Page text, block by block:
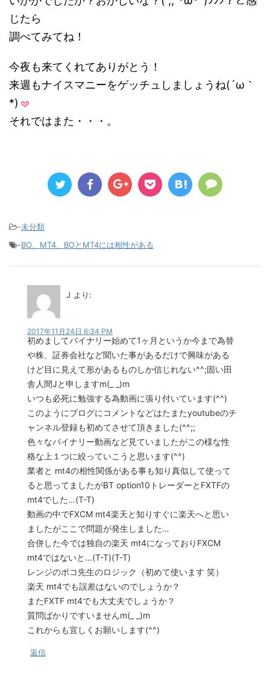
じたら
調べてみてね！
今夜も来てくれてありがとう！
来週もナイスマニーをゲッチュしましょうね(´ω｀
*)
それではまた・・・。
-未分類
-BO、MT4、BOとMT4には相性がある
J より:
2017年11月24日 6:34 PM
初めましてバイナリー始めて1ヶ月というか今まで為替
や株、証券会社など聞いた事があるだけで興味がある
けど目に見えて形があるものしか信じれない^^;固い田
舎人間Jと申しますm(_ _)m
いつも必死に勉強する為動画に張り付いています(^^)
このようにブログにコメントなどはたまたyoutubeのチ
ャンネル登録も初めてさせて頂きました(^^;;
色々なバイナリー動画など見ていましたがこの様な性
格な上１つに絞っていこうと思います(^^)
業者と mt4の相性関係がある事も知り真似して使って
ると思ってましたがBT option10トレーダーとFXTFの
mt4でした…(T-T)
動画の中でFXCM mt4楽天と知りすぐに楽天へと思い
ましたがここで問題が発生しました…
合併した今では独自の楽天 mt4になっておりFXCM
mt4ではないと…(T-T)(T-T)
レンジのポコ先生のロジック（初めて使います 笑）
楽天 mt4でも誤差はないのでしょうか？
またFXTF mt4でも大丈夫でしょうか？
質問ばかりですいませんm(_ _)m
これからも宜しくお願いします(^^)
返信